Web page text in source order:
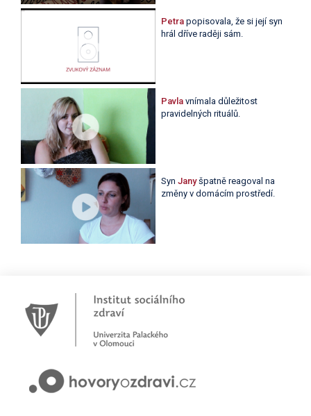
Petra popisovala, že si její syn
hrál dříve raději sám.
Pavla vnímala důležitost
pravidelných rituálů.
Syn Janyšpatně reagoval na
změny v domácím prostředí.